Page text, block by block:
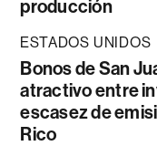
producción
ESTADOS UNIDOS
Bonos de San
atractivo entre
escasez de
Rico